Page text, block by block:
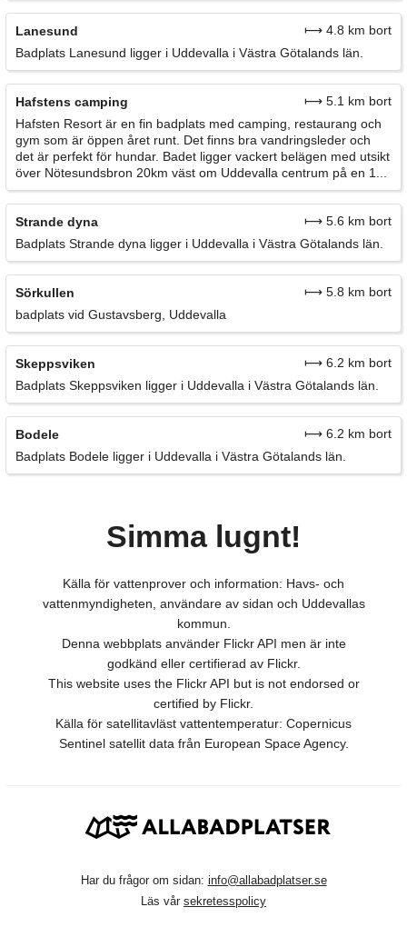
Lanesund
⟼ 4.8 km bort
Badplats Lanesund ligger i Uddevalla i Västra Götalands län.
Hafstens camping
⟼ 5.1 km bort
Hafsten Resort är en fin badplats med camping, restaurang och
gym som är öppen året runt. Det finns bra vandringsleder och
det är perfekt för hundar. Badet ligger vackert belägen med utsikt
över Nötesundsbron 20km väst om Uddevalla centrum på en 1...
Strande dyna
⟼ 5.6 km bort
Badplats Strande dyna ligger i Uddevalla i Västra Götalands län.
Sörkullen
⟼ 5.8 km bort
badplats vid Gustavsberg, Uddevalla
Skeppsviken
⟼ 6.2 km bort
Badplats Skeppsviken ligger i Uddevalla i Västra Götalands län.
Bodele
⟼ 6.2 km bort
Badplats Bodele ligger i Uddevalla i Västra Götalands län.
Simma lugnt!
Källa för vattenprover och information: Havs- och
vattenmyndigheten, användare av sidan och Uddevallas
kommun.
Denna webbplats använder Flickr API men är inte
godkänd eller certifierad av Flickr.
This website uses the Flickr API but is not endorsed or
certified by Flickr.
Källa för satellitavläst vattentemperatur: Copernicus
Sentinel satellit data från European Space Agency.
Har du frågor om sidan: info@allabadplatser.se
Läs vår sekretesspolicy